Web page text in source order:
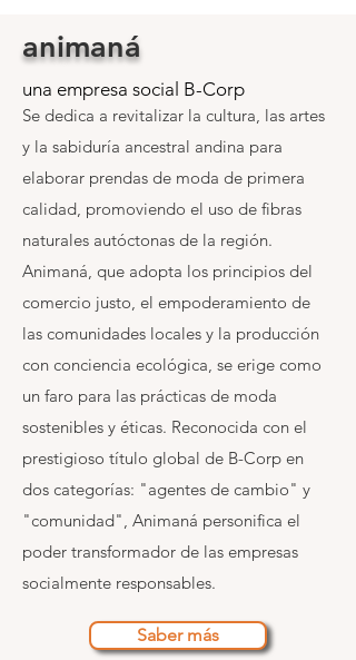
animaná
una empresa social B-Corp
​Se dedica a revitalizar la cultura, las artes
y la sabiduría ancestral andina para
elaborar prendas de moda de primera
calidad, promoviendo el uso de fibras
naturales autóctonas de la región.
Animaná, que adopta los principios del
comercio justo, el empoderamiento de
las comunidades locales y la producción
con conciencia ecológica, se erige como
un faro para las prácticas de moda
sostenibles y éticas. Reconocida con el
prestigioso título global de B-Corp en
dos categorías: "agentes de cambio" y
"comunidad", Animaná personifica el
poder transformador de las empresas
socialmente responsables.
Saber más